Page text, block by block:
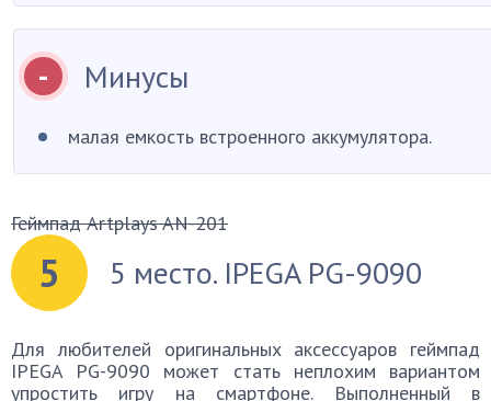
Минусы
малая емкость встроенного аккумулятора.
Геймпад Artplays AN-201
5 5 место. IPEGA PG-9090
Для любителей оригинальных аксессуаров геймпад
IPEGA PG-9090 может стать неплохим вариантом
упростить игру на смартфоне. Выполненный в